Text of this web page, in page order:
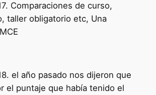
Comparaciones de curso,
taller obligatorio etc, Una
el año pasado nos dijeron que
el puntaje que había tenido el